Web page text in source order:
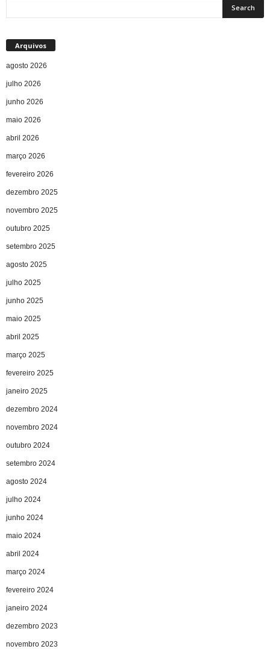
Arquivos
agosto 2026
julho 2026
junho 2026
maio 2026
abril 2026
março 2026
fevereiro 2026
dezembro 2025
novembro 2025
outubro 2025
setembro 2025
agosto 2025
julho 2025
junho 2025
maio 2025
abril 2025
março 2025
fevereiro 2025
janeiro 2025
dezembro 2024
novembro 2024
outubro 2024
setembro 2024
agosto 2024
julho 2024
junho 2024
maio 2024
abril 2024
março 2024
fevereiro 2024
janeiro 2024
dezembro 2023
novembro 2023